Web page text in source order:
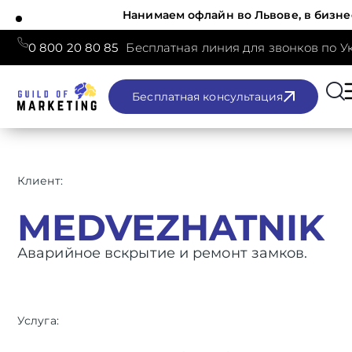
Нанимаем офлайн во Львове, в
0 800 20 80 85 Бесплатная линия для звонков по
Бесплатная консультация
Клиент:
MEDVEZHATNIK
Аварийное вскрытие и ремонт замков.
Услуга: